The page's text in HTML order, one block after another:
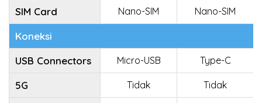
SIM Card Nano-SIM Nano-SIM
Koneksi
USB Connectors
Micro-USB Type-C
5G Tidak Tidak